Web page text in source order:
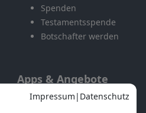
Spenden
Testamentsspende
Botschafter werden
Apps & Angebote